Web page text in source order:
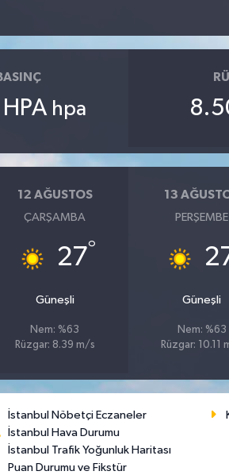
hpa
12 AĞUSTOS
ÇARŞAMBA
27°
Güneşli
Nem: %63
Rüzgar: 8.39 m/s
13
PERŞEMBE
Güneşli
Nem: %63
Rüzgar: 10.11
İstanbul Nöbetçi Eczaneler
İstanbul Hava Durumu
İstanbul Trafik Yoğunluk Haritası
Puan Durumu ve Fikstür